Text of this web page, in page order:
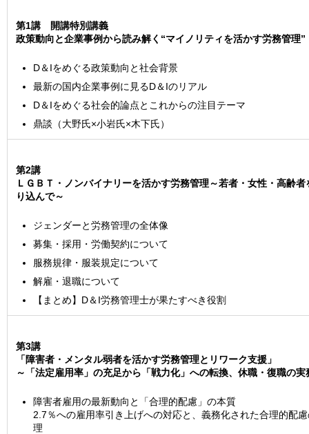
第1講 開講特別講義
政策動向と企業事例から読み解く“マイノリティを活かす労務管理”
D＆Iをめぐる政策動向と社会背景
最新の国内企業事例に見るD＆Iのリアル
D＆Iをめぐる社会的論点とこれからの注目テーマ
鼎談（大野氏×小岩氏×木下氏）
第2講
ＬＧＢＴ・ノンバイナリーを活かす労務管理～若者・女性・高齢
り込んで～
ジェンダーと労務管理の全体像
募集・採用・労働契約について
服務規律・服装規定について
解雇・退職について
【まとめ】D＆I労務管理士が果たすべき役割
第3講
「障害者・メンタル弱者を活かす労務管理とリワーク支援」
～「法定雇用率」の充足から「戦力化」への転換、休職・復職の実
障害者雇用の最新動向と「合理的配慮」の本質
2.7％への雇用率引き上げへの対応と、義務化された合理的配
理